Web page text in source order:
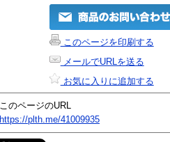
このページを印刷する
メールでURLを送る
お気に入りに追加する
このページのURL
https://plth.me/41009935